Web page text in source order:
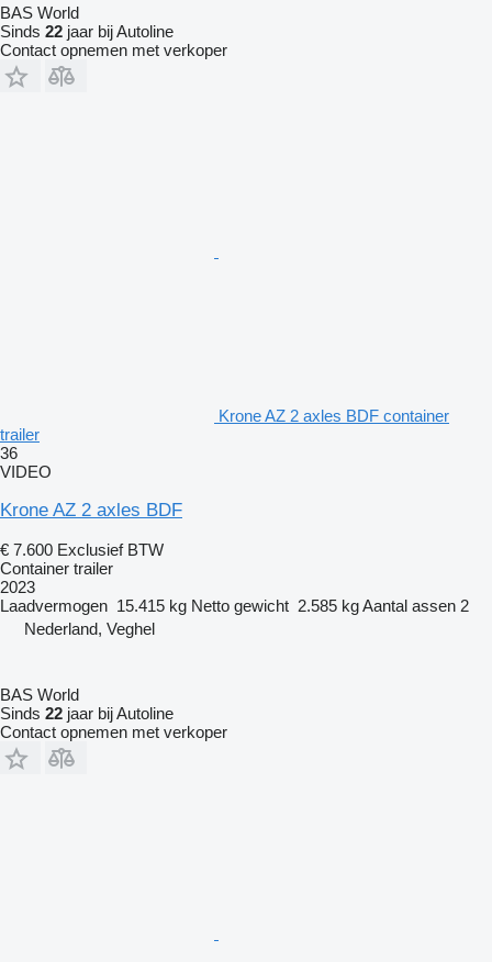
BAS World
Sinds 22 jaar bij Autoline
Contact opnemen met verkoper
Krone AZ 2 axles BDF container
trailer
36
VIDEO
Krone AZ 2 axles BDF
€ 7.600 Exclusief BTW
Container trailer
2023
Laadvermogen 15.415 kg Netto gewicht 2.585 kgAantal assen 2
Nederland, Veghel
BAS World
Sinds 22 jaar bij Autoline
Contact opnemen met verkoper